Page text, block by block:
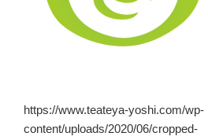
https://www.teateya-yoshi.com/wp-
content/uploads/2020/06/cropped-